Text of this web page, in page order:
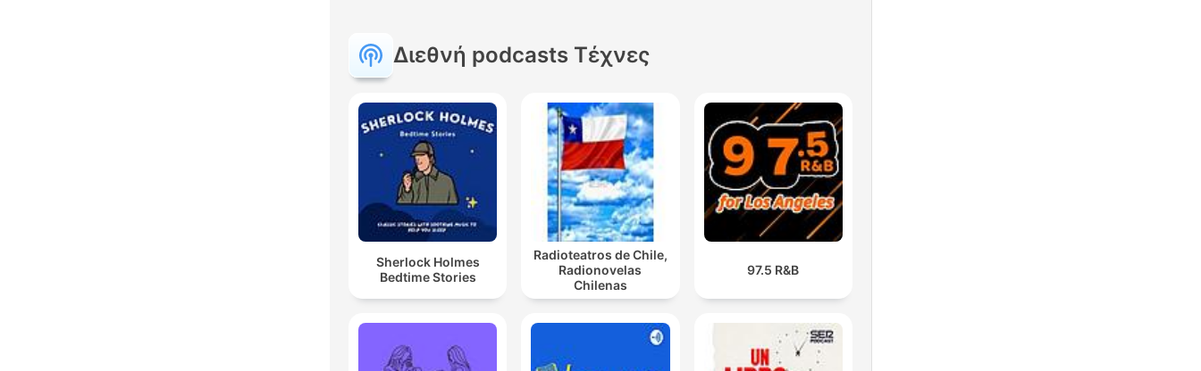
Διεθνή podcasts Τέχνες
Sherlock Holmes
Bedtime Stories
Radioteatros de Chile,
Radionovelas
Chilenas
97.5 R&B